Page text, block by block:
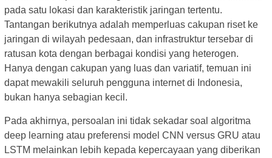
pada satu lokasi dan karakteristik jaringan tertentu.
Tantangan berikutnya adalah memperluas cakupan riset ke
jaringan di wilayah pedesaan, dan infrastruktur tersebar di
ratusan kota dengan berbagai kondisi yang heterogen.
Hanya dengan cakupan yang luas dan variatif, temuan ini
dapat mewakili seluruh pengguna internet di Indonesia,
bukan hanya sebagian kecil.
Pada akhirnya, persoalan ini tidak sekadar soal algoritma
deep learning atau preferensi model CNN versus GRU atau
LSTM melainkan lebih kepada kepercayaan yang diberikan